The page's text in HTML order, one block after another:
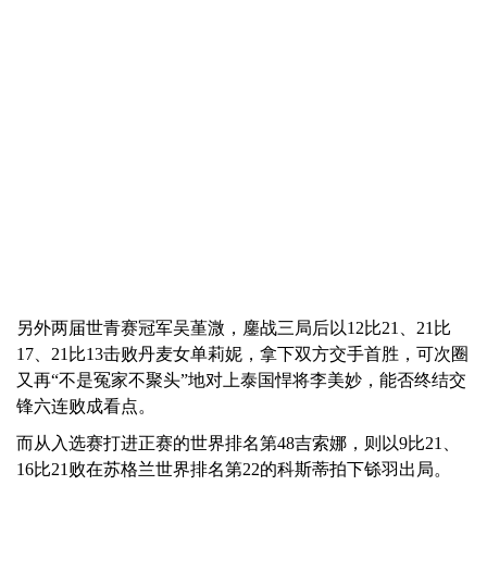
另外两届世青赛冠军吴堇溦，鏖战三局后以12比21、21比
17、21比13击败丹麦女单莉妮，拿下双方交手首胜，可次圈
又再“不是冤家不聚头”地对上泰国悍将李美妙，能否终结交
锋六连败成看点。
而从入选赛打进正赛的世界排名第48吉索娜，则以9比21、
16比21败在苏格兰世界排名第22的科斯蒂拍下铩羽出局。